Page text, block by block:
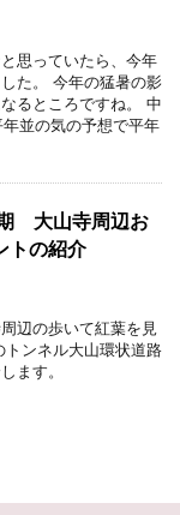
思っていたら、今年
た。 今年の猛暑の影
るところですね。 中
並の気の予想で平年
大山寺周辺お
トの紹介
辺の歩いて紅葉を見
ンネル大山環状道路
ます。